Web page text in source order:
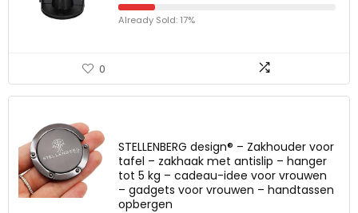
Already Sold: 17%
0
STELLENBERG design® – Zakhouder voor
tafel – zakhaak met antislip – hanger
tot 5 kg – cadeau-idee voor vrouwen
– gadgets voor vrouwen – handtassen
opbergen